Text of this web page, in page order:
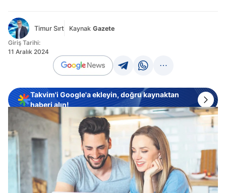
Timur Sırt Kaynak Gazete
Giriş Tarihi:
11 Aralık 2024
Takvim'i Google'a ekleyin, doğru kaynaktan
haberi alın!